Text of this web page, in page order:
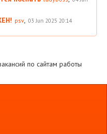
psv 03 Jun 2025 20:14
по сайтам работы